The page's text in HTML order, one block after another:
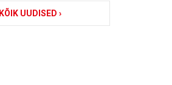
KÕIK UUDISED ›